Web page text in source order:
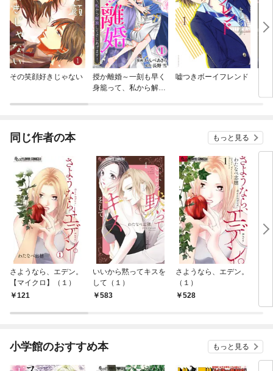
その笑顔好きじゃない
授か離婚～一刻も早く
身籠って、私から解放
嘘つきボーイフレンド
同じ作者の本 もっと見る
さようなら、エデン。
【マイクロ】（１）
121
いいから黙ってキスを
して（１）
583
さようなら、エデン。
（１）
528
小学館のおすすめ本 もっと見る